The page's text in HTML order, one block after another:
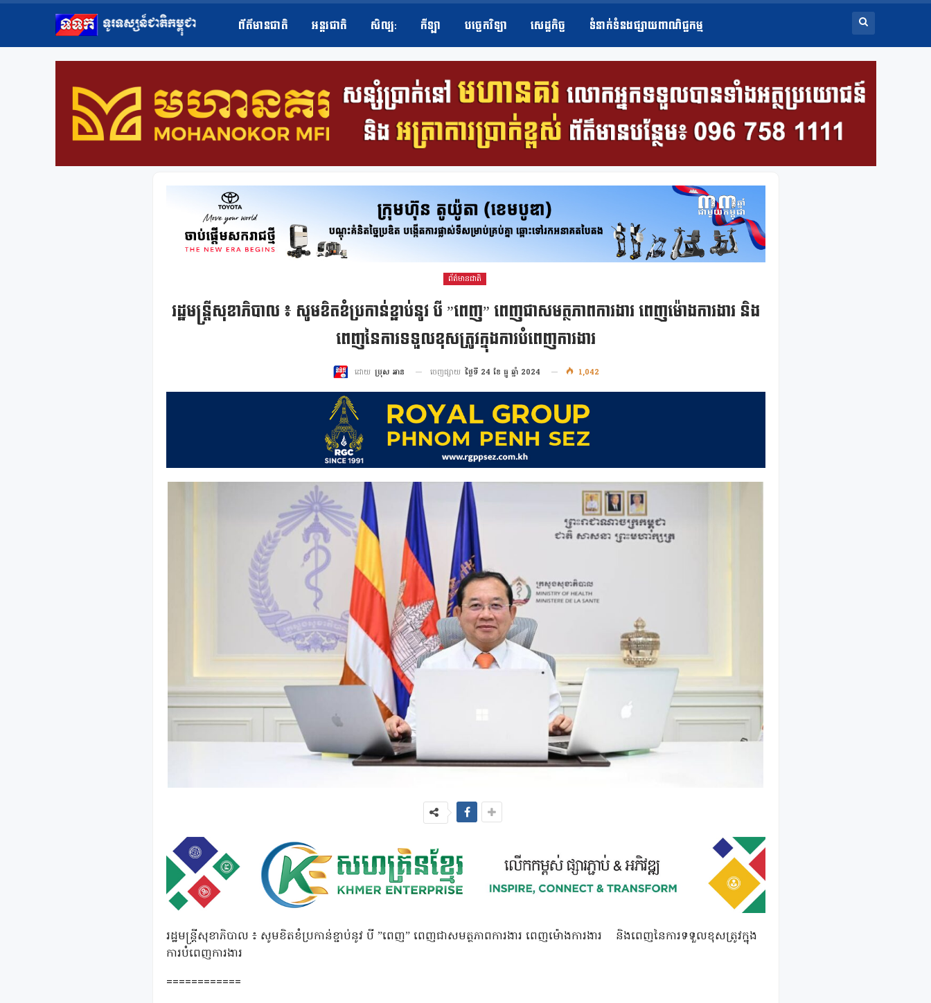
ព័ត៌មានជាតិ អន្តរជាតិ សិល្ប​: កីឡា បច្ចេកវិទ្យា សេដ្ឋកិច្ច ទំនាក់ទំនងផ្សាយពាណិជ្ជកម្ម
ព័ត៌មានជាតិ
រដ្ឋមន្រ្តីសុខាភិបាល ៖ សូមខិតខំប្រកាន់ខ្ជាប់នូវ បី ”ពេញ” ពេញជាសមត្ថភាពការងារ ពេញម៉ោងការងារ និង
ពេញនៃការទទួលខុសត្រូវក្នុងការបំពេញការងារ
ដោយ ប្រុស អាន ចេញផ្សាយ ថ្ងៃទី 24 ខែ ធ្នូ ឆ្នាំ 2024 1,042
រដ្ឋមន្រ្តីសុខាភិបាល ៖ សូមខិតខំប្រកាន់ខ្ជាប់នូវ បី ”ពេញ” ពេញជាសមត្ថភាពការងារ ពេញម៉ោងការងារ និងពេញនៃការទទួលខុសត្រូវក្នុង
ការបំពេញការងារ
============